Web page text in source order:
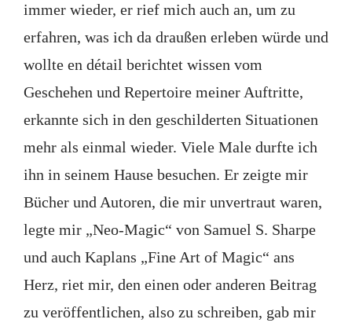
immer wieder, er rief mich auch an, um zu
erfahren, was ich da draußen erleben würde und
wollte en détail berichtet wissen vom
Geschehen und Repertoire meiner Auftritte,
erkannte sich in den geschilderten Situationen
mehr als einmal wieder. Viele Male durfte ich
ihn in seinem Hause besuchen. Er zeigte mir
Bücher und Autoren, die mir unvertraut waren,
legte mir „Neo-Magic“ von Samuel S. Sharpe
und auch Kaplans „Fine Art of Magic“ ans
Herz, riet mir, den einen oder anderen Beitrag
zu veröffentlichen, also zu schreiben, gab mir